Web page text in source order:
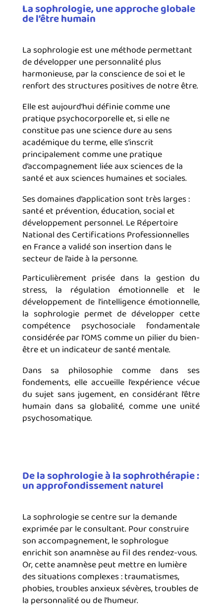
La sophrologie, une approche globale
de l’être humain
La sophrologie est une méthode permettant
de développer une personnalité plus
harmonieuse, par la conscience de soi et le
renfort des structures positives de notre être.
Elle est aujourd’hui définie comme une
pratique psychocorporelle et, si elle ne
constitue pas une science dure au sens
académique du terme, elle s’inscrit
principalement comme une pratique
d’accompagnement liée aux sciences de la
santé et aux sciences humaines et sociales.
Ses domaines d’application sont très larges :
santé et prévention, éducation, social et
développement personnel. Le Répertoire
National des Certifications Professionnelles
en France a validé son insertion dans le
secteur de l’aide à la personne.
Particulièrement prisée dans la gestion du
stress, la régulation émotionnelle et le
développement de l’intelligence émotionnelle,
la sophrologie permet de développer cette
compétence psychosociale fondamentale
considérée par l’OMS comme un pilier du bien-
être et un indicateur de santé mentale.
Dans sa philosophie comme dans ses
fondements, elle accueille l’expérience vécue
du sujet sans jugement, en considérant l’être
humain dans sa globalité, comme une unité
psychosomatique.
De la sophrologie à la sophrothérapie :
un approfondissement naturel
La sophrologie se centre sur la demande
exprimée par le consultant. Pour construire
son accompagnement, le sophrologue
enrichit son anamnèse au fil des rendez-vous.
Or, cette anamnèse peut mettre en lumière
des situations complexes : traumatismes,
phobies, troubles anxieux sévères, troubles de
la personnalité ou de l’humeur.